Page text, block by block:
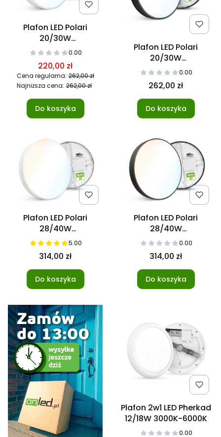
Plafon LED Polari
20/30W
3000/4000/5700K
40cm
0.00
220,00 zł
Cena regularna: 262,00 zł
Najniższa cena: 262,00 zł
Do koszyka
Plafon LED Polari
20/30W
3000/4000/5700K
40cm Czarny
0.00
262,00 zł
Do koszyka
Plafon LED Polari
28/40W
3000/4000/5700K
50cm
5.00
314,00 zł
Do koszyka
Plafon LED Polari
28/40W
3000/4000/5700K
50cm Czarny
0.00
314,00 zł
Do koszyka
Plafon 2w1 LED Pherkad
12/18W 3000K-6000K
0.00